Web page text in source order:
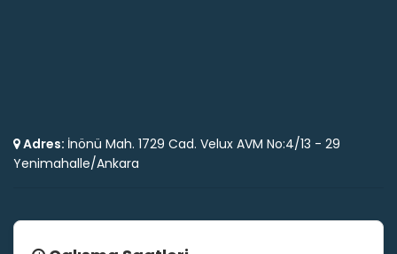
Adres: İnönü Mah. 1729 Cad. Velux AVM No:4/13 - 29
Yenimahalle/Ankara